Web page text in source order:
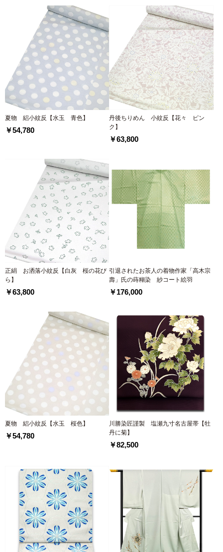
夏物 絽小紋反【水玉 青色】
￥54,780
丹後ちりめん 小紋反【花々 ピン
ク】
￥63,800
正絹 お洒落小紋反【白灰 桜の花び
ら】
￥63,800
引退されたお茶人の着物作家「高木宗
壽」氏の蒔糊染 紗コート絵羽
￥176,000
夏物 絽小紋反【水玉 桜色】
￥54,780
川勝染匠謹製 塩瀬九寸名古屋帯【牡
丹に菊】
￥82,500